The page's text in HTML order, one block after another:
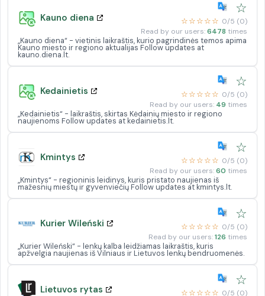
Kauno diena
☆
☆☆☆☆☆ 0/5 (0)
Read by our users:6478 times
„Kauno diena“ - vietinis laikraštis, kurio pagrindinės temos apima
Kauno miesto ir regiono aktualijas Follow updates at
kauno.diena.lt.
Kedainietis
☆
☆☆☆☆☆ 0/5 (0)
Read by our users: 49 times
„Kedainietis“ - laikraštis, skirtas Kėdainių miesto ir regiono
naujienoms Follow updates at kedainietis.lt.
Kmintys
☆
☆☆☆☆☆ 0/5 (0)
Read by our users:60 times
„Kmintys“ - regioninis leidinys, kuris pristato naujienas iš
mažesnių miestų ir gyvenviečių Follow updates at kmintys.lt.
Kurier Wileński
☆
☆☆☆☆☆ 0/5 (0)
Read by our users:126 times
„Kurier Wileński“ - lenkų kalba leidžiamas laikraštis, kuris
apžvelgia naujienas iš Vilniaus ir Lietuvos lenkų bendruomenės.
Lietuvos rytas
☆
☆☆☆☆☆ 0/5 (0)